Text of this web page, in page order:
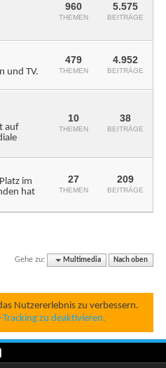
960
THEMEN
5.575
BEITRÄGE
und TV.
479
THEMEN
4.952
BEITRÄGE
auf
10
THEMEN
38
BEITRÄGE
im
hat
27
THEMEN
209
BEITRÄGE
Gehe zu: Multimedia Nach oben
Nutzererlebnis zu verbessern.
Tracking zu deaktivieren.